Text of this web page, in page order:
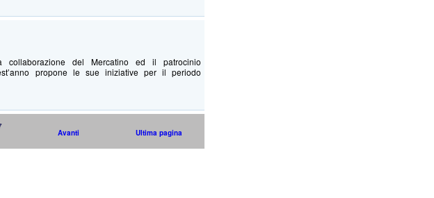
del Mercatino ed il patrocinio
propone le sue iniziative per il periodo
Avanti Ultima pagina